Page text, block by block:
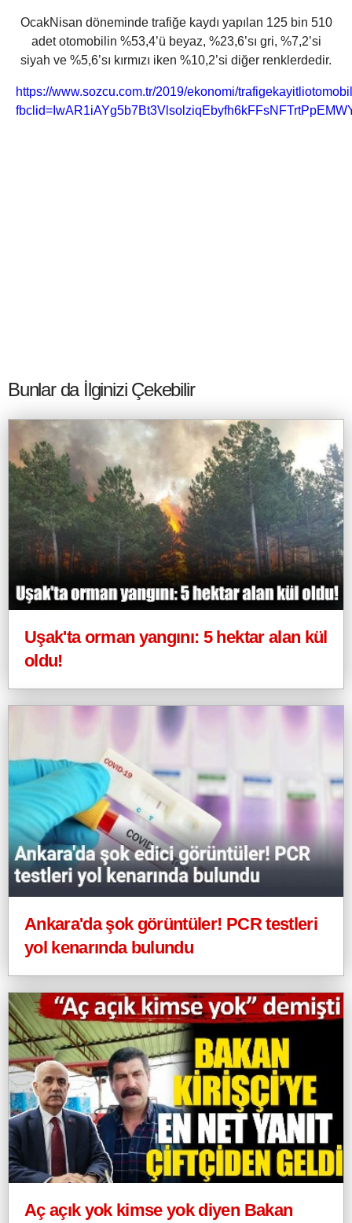
OcakNisan döneminde trafiğe kaydı yapılan 125 bin 510
adet otomobilin %53,4’ü beyaz, %23,6’sı gri, %7,2’si
siyah ve %5,6’sı kırmızı iken %10,2’si diğer renklerdedir.
https://www.sozcu.com.tr/2019/ekonomi/
Bunlar da İlginizi Çekebilir
Uşak'ta orman yangını: 5 hektar alan kül
oldu!
Ankara'da şok görüntüler! PCR testleri
yol kenarında bulundu
Aç açık yok kimse yok diyen Bakan